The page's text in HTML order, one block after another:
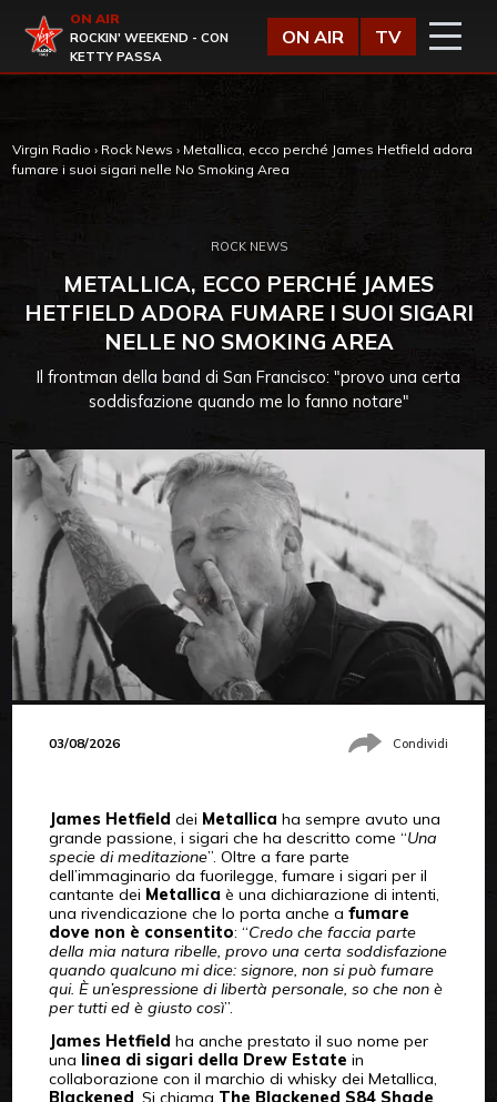
Virgin Radio
ON AIR
ROCKIN' WEEKEND - CON
KETTY PASSA
ON AIR TV
Virgin Radio › Rock News › Metallica, ecco perché James Hetfield adora
fumare i suoi sigari nelle No Smoking Area
ROCK NEWS
METALLICA, ECCO PERCHÉ JAMES
HETFIELD ADORA FUMARE I SUOI SIGARI
NELLE NO SMOKING AREA
Il frontman della band di San Francisco: "provo una certa
soddisfazione quando me lo fanno notare"
03/08/2026 Condividi
James Hetfield dei Metallica ha sempre avuto una
grande passione, i sigari che ha descritto come “Una
specie di meditazione”. Oltre a fare parte
dell’immaginario da fuorilegge, fumare i sigari per il
cantante dei Metallica è una dichiarazione di intenti,
una rivendicazione che lo porta anche a fumare
dove non è consentito: “Credo che faccia parte
della mia natura ribelle, provo una certa soddisfazione
quando qualcuno mi dice: signore, non si può fumare
qui. È un’espressione di libertà personale, so che non è
per tutti ed è giusto così”.
James Hetfield ha anche prestato il suo nome per
una linea di sigari della Drew Estate in
collaborazione con il marchio di whisky dei Metallica,
Blackened. Si chiama The Blackened S84 Shade